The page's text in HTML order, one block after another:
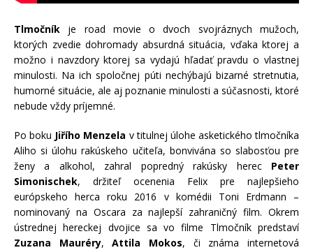
Tlmočník je road movie o dvoch svojráznych mužoch,
ktorých zvedie dohromady absurdná situácia, vďaka ktorej a
možno i navzdory ktorej sa vydajú hľadať pravdu o vlastnej
minulosti. Na ich spoločnej púti nechýbajú bizarné stretnutia,
humorné situácie, ale aj poznanie minulosti a súčasnosti, ktoré
nebude vždy príjemné.
Po boku Jiřího Menzela v titulnej úlohe asketického tlmočníka
Aliho si úlohu rakúskeho učiteľa, bonvivána so slabosťou pre
ženy a alkohol, zahral popredný rakúsky herec Peter
Simonischek, držiteľ ocenenia Felix pre najlepšieho
európskeho herca roku 2016 v komédii Toni Erdmann –
nominovaný na Oscara za najlepší zahraničný film. Okrem
ústrednej hereckej dvojice sa vo filme Tlmočník predstaví
Zuzana Mauréry,Attila Mokos, či známa internetová